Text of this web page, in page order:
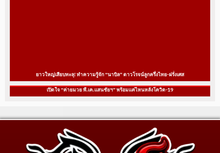
ยาวใหญ่เสียบทะลุ! ทำความรู้จัก “นาบิล” ดาวโรจน์ลูกครึ่งไทย-ฝรั่งเศส
เปิดใจ “ค่ายมวย พี.เค.แสนชัยฯ” พร้อมแค่ไหนหลังโควิด-19